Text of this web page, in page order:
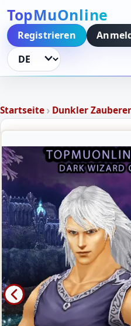
TopMuOnline
Registrieren
Sprache ändern
Startseite› Dunkler Zauberer